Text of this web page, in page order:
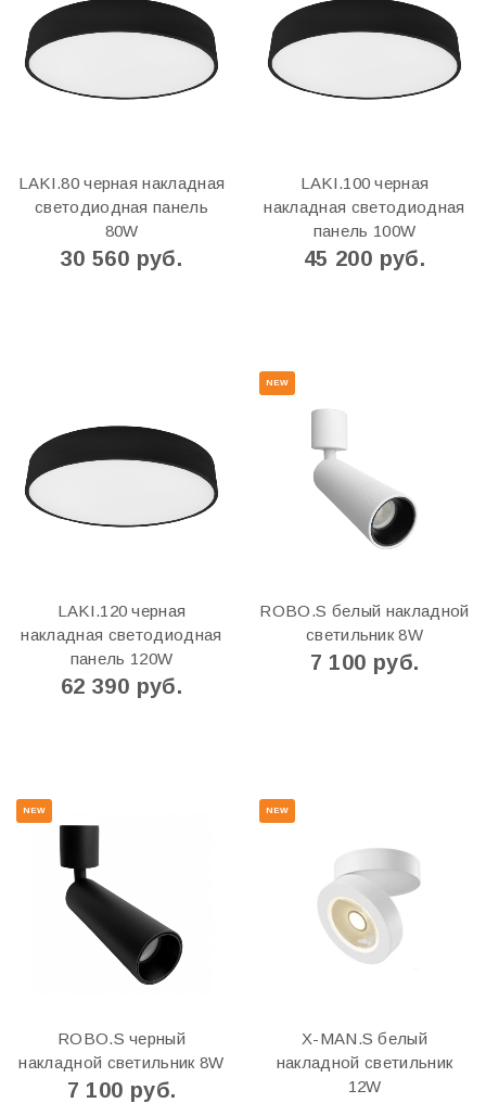
LAKI.80 черная накладная
светодиодная панель
80W
30 560 руб.
LAKI.100 черная
накладная светодиодная
панель 100W
45 200 руб.
LAKI.120 черная
накладная светодиодная
панель 120W
62 390 руб.
NEW
ROBO.S белый накладной
светильник 8W
7 100 руб.
NEW
ROBO.S черный
накладной светильник 8W
7 100 руб.
NEW
X-MAN.S белый
накладной светильник
12W